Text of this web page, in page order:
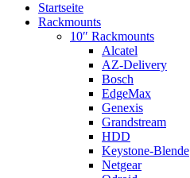
Startseite
Rackmounts
10″ Rackmounts
Alcatel
AZ-Delivery
Bosch
EdgeMax
Genexis
Grandstream
HDD
Keystone-Blende
Netgear